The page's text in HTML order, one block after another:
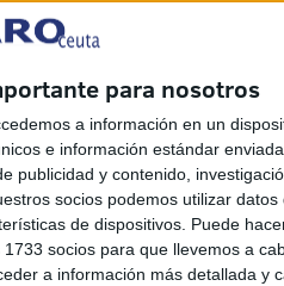
para nosotros
a información en un
e información estándar
publicidad y contenido,
socios podemos utilizar datos
de dispositivos. Puede
socios para que llevemos a
a información más detallada y
de mayo y establece un
de oficio son
suficiente sobre
les avisó, previamente,